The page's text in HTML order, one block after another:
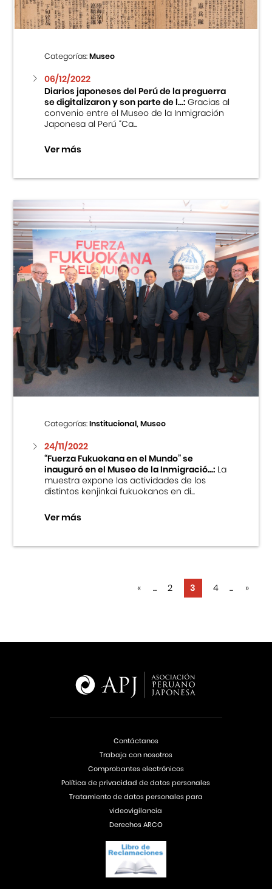
Categorías:Museo
06/12/2022
Diarios japoneses del Perú de la preguerra
se digitalizaron y son parte de l...:Gracias al
convenio entre el Museo de la Inmigración
Japonesa al Perú “Ca...
Ver más
Categorías:Institucional, Museo
24/11/2022
“Fuerza Fukuokana en el Mundo” se
inauguró en el Museo de la Inmigració...:La
muestra expone las actividades de los
distintos kenjinkai fukuokanos en di...
Ver más
« ... 2 3 4 ... »
Contáctanos
Trabaja con nosotros
Comprobantes electrónicos
Política de privacidad de datos personales
Tratamiento de datos personales para
videovigilancia
Derechos ARCO